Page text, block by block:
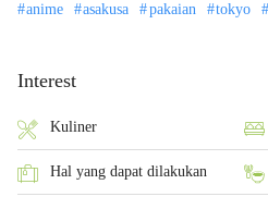
anime asakusa pakaian tokyo
Interest
Kuliner
Hal yang dapat dilakukan